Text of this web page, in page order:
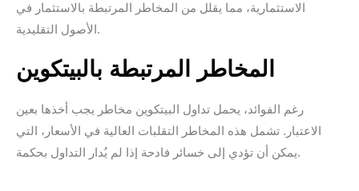
الاستثمارية، مما يقلل من المخاطر المرتبطة بالاستثمار في
الأصول التقليدية.
المخاطر المرتبطة بالبيتكوين
رغم الفوائد، يحمل تداول البيتكوين مخاطر يجب أخذها بعين
الاعتبار. تشمل هذه المخاطر التقلبات العالية في الأسعار، التي
يمكن أن تؤدي إلى خسائر فادحة إذا لم يُدار التداول بحكمة.